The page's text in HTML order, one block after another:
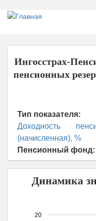
Перейти
основному
содержанию
Ингосстрах-
пенсионных
Тип показателя:
Доходность
(начисленная), %
Пенсионный фонд:
Динамика
20